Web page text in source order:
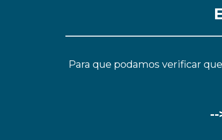
Para que podamos verificar
--